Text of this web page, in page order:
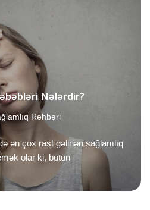
Nələrdir?
Rəhbəri
ən çox rast gəlinən sağlamlıq
olar ki, bütün